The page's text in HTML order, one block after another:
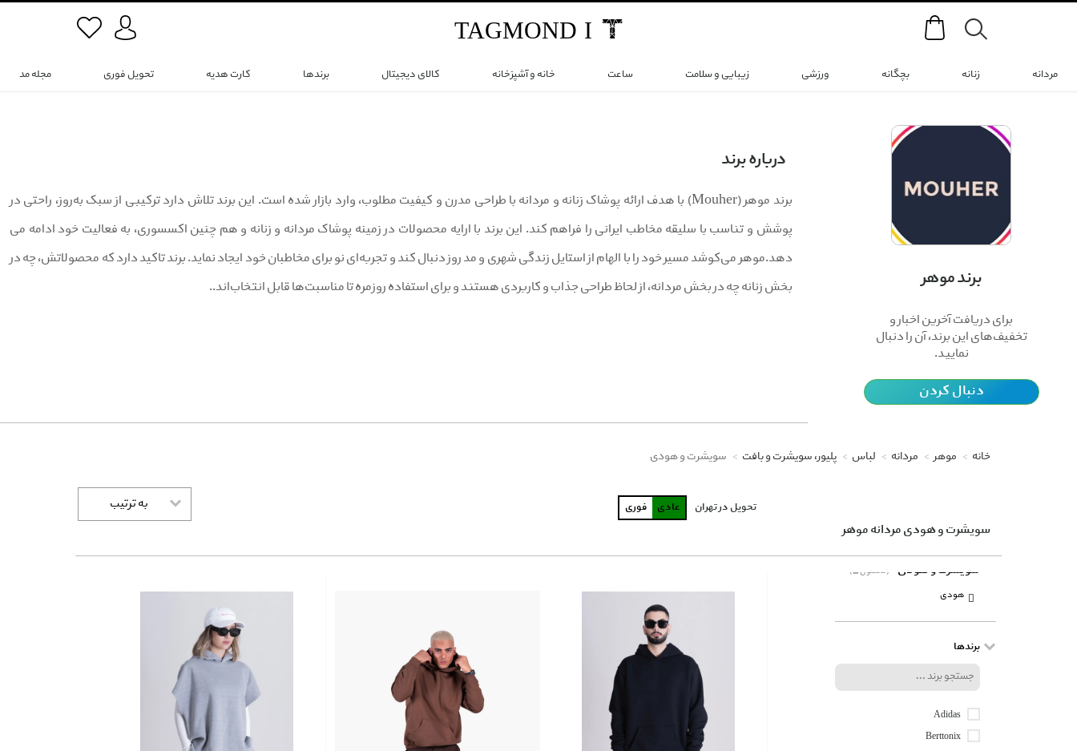
Search
TAGMOND I
مردانه زنانه بچگانه ورزشی زیبایی و سلامت ساعت خانه و آشپزخانه کالای دیجیتال برندها کارت هدیه تحویل فوری مجله مد
برند موهر
برای دریافت آخرین اخبار و
تخفیف‌های این برند، آن را دنبال
نمایید.
دنبال کردن
درباره برند
برند موهر (Mouher) با هدف ارائه پوشاک زنانه و مردانه با طراحی مدرن و کیفیت مطلوب، وارد بازار شده است. این برند تلاش دارد ترکیبی از سبک به‌روز، راحتی در
پوشش و تناسب با سلیقه مخاطب ایرانی را فراهم کند. این برند با ارایه محصولات در زمینه پوشاک مردانه و زنانه و هم چنین اکسسوری، به فعالیت خود ادامه می
دهد.موهر می‌کوشد مسیر خود را با الهام از استایل زندگی شهری و مد روز دنبال کند و تجربه‌ای نو برای مخاطبان خود ایجاد نماید. برند تاکید دارد که محصولاتش، چه در
بخش زنانه چه در بخش مردانه، از لحاظ طراحی جذاب و کاربردی هستند و برای استفاده روزمره تا مناسبت‌ها قابل انتخاب‌اند..
تحویل در تهران عادی فوری به ترتیب
خانه موهر مردانه لباس پلیور، سویشرت و بافت سویشرت و هودی
سویشرت و هودی مردانه موهر
(5 محصول) سویشرت و هودی
هودی
برندها
Adidas
Berttonix